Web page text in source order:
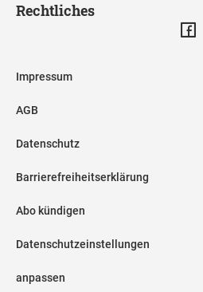
Rechtliches
Impressum
AGB
Datenschutz
Barrierefreiheitserklärung
Abo kündigen
Datenschutzeinstellungen
anpassen